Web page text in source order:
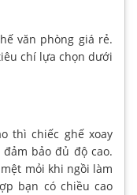
văn phòng giá rẻ.
chí lựa chọn dưới
thì chiếc ghế xoay
bảo đủ độ cao.
mỏi khi ngồi làm
bạn có chiều cao